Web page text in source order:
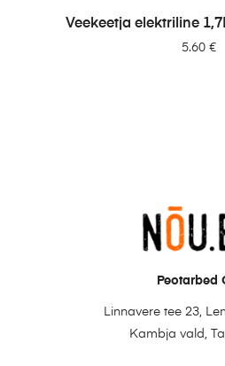
LISA
Veekeetja elektriline
5.60 €
Peotarbed
Linnavere tee 23,
Kambja vald,